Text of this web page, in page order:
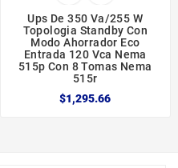
Ups De 350 Va/255 W
Topologia Standby Con
Modo Ahorrador Eco
Entrada 120 Vca Nema
515p Con 8 Tomas Nema
515r
$1,295.66